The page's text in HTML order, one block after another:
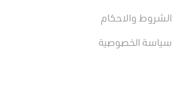
الشروط والاحكام
سياسة الخصوصية